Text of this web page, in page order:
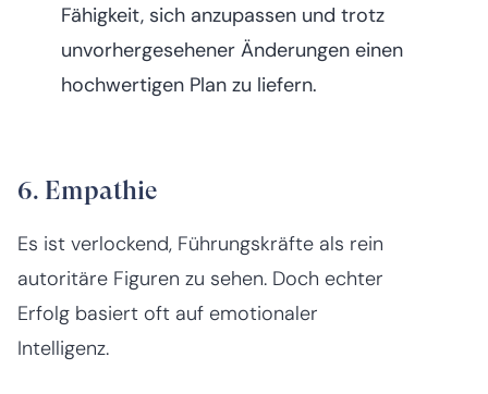
Fähigkeit, sich anzupassen und trotz
unvorhergesehener Änderungen einen
hochwertigen Plan zu liefern.
6. Empathie
Es ist verlockend, Führungskräfte als rein
autoritäre Figuren zu sehen. Doch echter
Erfolg basiert oft auf emotionaler
Intelligenz.